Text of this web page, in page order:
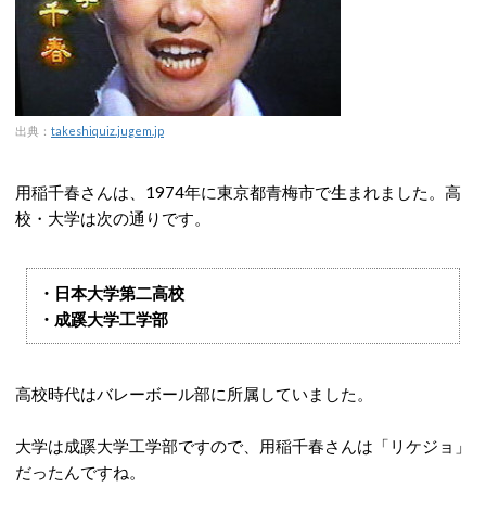
出典： takeshiquiz.jugem.jp
用稲千春さんは、1974年に東京都青梅市で生まれました。高
校・大学は次の通りです。
・日本大学第二高校
・成蹊大学工学部
高校時代はバレーボール部に所属していました。
大学は成蹊大学工学部ですので、用稲千春さんは「リケジョ」
だったんですね。